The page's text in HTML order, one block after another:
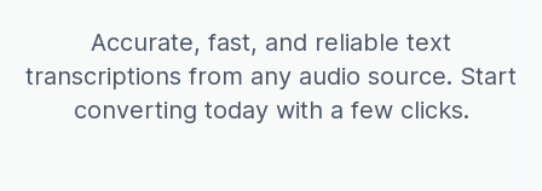
Accurate, fast, and reliable text
transcriptions from any audio source. Start
converting today with a few clicks.